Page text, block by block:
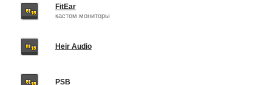
FitEar
кастом мониторы
Heir Audio
PSB